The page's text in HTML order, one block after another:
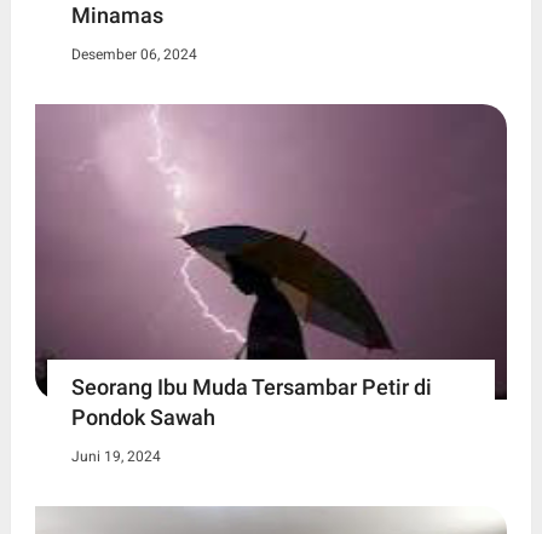
Minamas
Desember 06, 2024
Seorang Ibu Muda Tersambar Petir di
Pondok Sawah
Juni 19, 2024